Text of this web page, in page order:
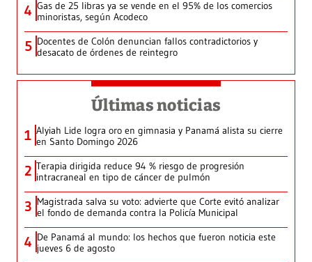
4 Gas de 25 libras ya se vende en el 95% de los comercios
minoristas, según Acodeco
5 Docentes de Colón denuncian fallos contradictorios y
desacato de órdenes de reintegro
Últimas noticias
1 Alyiah Lide logra oro en gimnasia y Panamá alista su cierre
en Santo Domingo 2026
2 Terapia dirigida reduce 94 % riesgo de progresión
intracraneal en tipo de cáncer de pulmón
3 Magistrada salva su voto: advierte que Corte evitó analizar
el fondo de demanda contra la Policía Municipal
4 De Panamá al mundo: los hechos que fueron noticia este
jueves 6 de agosto